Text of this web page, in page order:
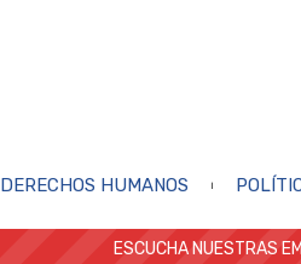
DERECHOS HUMANOS
ESCUCHA NUESTRAS